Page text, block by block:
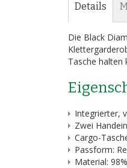
Bildergalerie
springen
Details
Die Black
Tasche halten
Integrierter,
Zwei
Cargo-
Passform:
Material: